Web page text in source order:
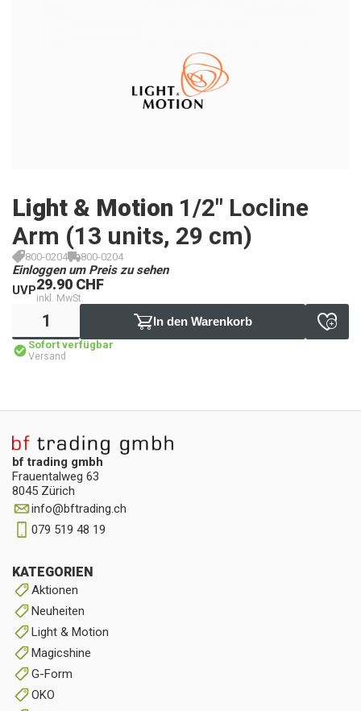
Light & Motion 1/2" Locline
Arm (13 units, 29 cm)
800-0204 800-0204
Einloggen um Preis zu sehen
UVP29.90 CHF
inkl. MwSt.
In den Warenkorb
Sofort verfügbar
Versand
bf trading gmbh
Frauentalweg 63
8045 Zürich
info@bftrading.ch
079 519 48 19
KATEGORIEN
Aktionen
Neuheiten
Light & Motion
Magicshine
G-Form
OKO